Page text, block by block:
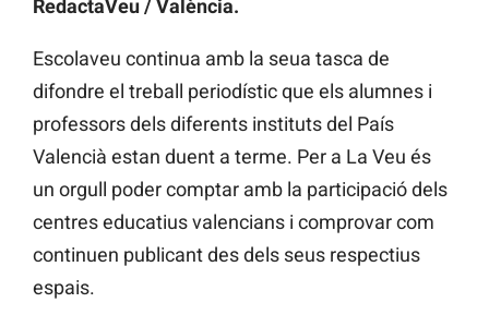
RedactaVeu / València.
Escolaveu continua amb la seua tasca de
difondre el treball periodístic que els alumnes i
professors dels diferents instituts del País
Valencià estan duent a terme. Per a La Veu és
un orgull poder comptar amb la participació dels
centres educatius valencians i comprovar com
continuen publicant des dels seus respectius
espais.